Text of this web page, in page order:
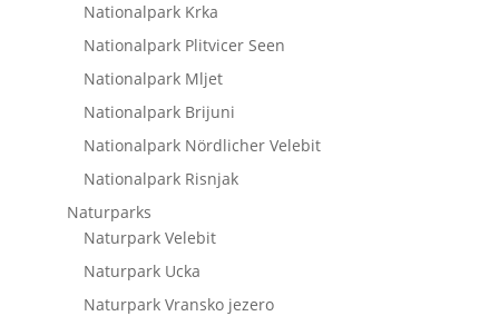
Nationalpark Krka
Nationalpark Plitvicer Seen
Nationalpark Mljet
Nationalpark Brijuni
Nationalpark Nördlicher Velebit
Nationalpark Risnjak
Naturparks
Naturpark Velebit
Naturpark Ucka
Naturpark Vransko jezero